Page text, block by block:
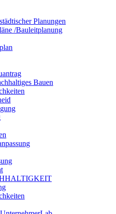
Planungen
/Bauleitplanung
Bauen